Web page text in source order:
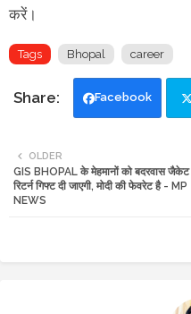
करें।
Tags Bhopal career
Facebook
tte
OLDER
GIS BHOPAL के मेहमानों को बदरवास जैकेट
रिटर्न गिफ्ट दी जाएगी, मोदी की फेवरेट है - MP
NEWS